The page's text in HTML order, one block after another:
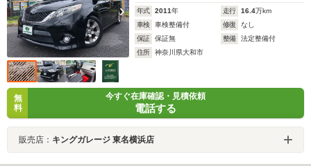
年式 2011年 走行 16.4万km
車検
車検整備付 修復
なし
保証
保証無 整備
法定整備付
住所
神奈川県大和市
無
料
今すぐ在庫確認・見積依頼
電話する
販売店： キングガレージ 東名横浜店